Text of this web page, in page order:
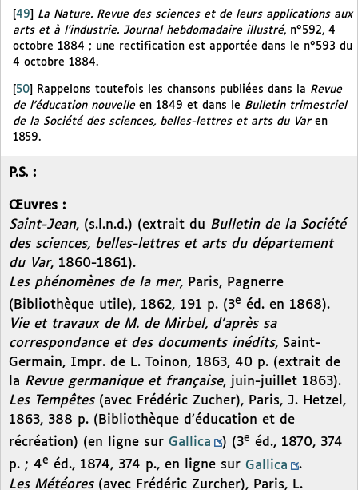
49
La Nature. Revue des sciences et de leurs applications aux
arts et à l’industrie. Journal hebdomadaire illustré, n°592, 4
octobre 1884 ; une rectification est apportée dans le n°593 du
4 octobre 1884.
[50] Rappelons toutefois les chansons publiées dans la Revue
de l’éducation nouvelleen 1849 et dans le Bulletin trimestriel
de la Société des sciences, belles-lettres et arts du Varen
1859.
P.S. :
Œuvres :
Saint-Jean, (s.l.n.d.) (extrait du Bulletin de la Société
des sciences, belles-lettres et arts du département
du Var, 1860-1861).
Les phénomènes de la mer, Paris, Pagnerre
(Bibliothèque utile), 1862, 191 p. (3e éd. en 1868).
Vie et travaux de M. de Mirbel, d’après sa
correspondance et des documents inédits, Saint-
Germain, Impr. de L. Toinon, 1863, 40 p. (extrait de
la Revue germanique et française, juin-juillet 1863).
Les Tempêtes (avec Frédéric Zucher), Paris, J. Hetzel,
1863, 388 p. (Bibliothèque d’éducation et de
récréation) (en ligne sur Gallica ) (3e éd., 1870, 374
p. ; 4e éd., 1874, 374 p., en ligne sur Gallica
.
Les Météores (avec Frédéric Zurcher), Paris, L.